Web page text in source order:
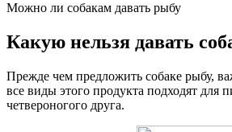
Можно ли собакам давать рыбу
Какую нельзя давать
Прежде чем предложить собаке рыбу,
все виды этого продукта подходят для
четвероногого друга.